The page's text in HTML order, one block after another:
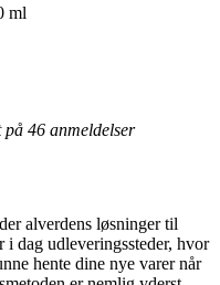
ml
på 46 anmeldelser
alverdens løsninger til
dag udleveringssteder, hvor
hente dine nye varer når